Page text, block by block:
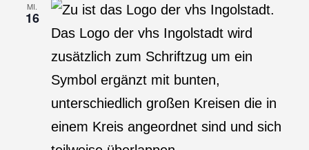
MI.
16